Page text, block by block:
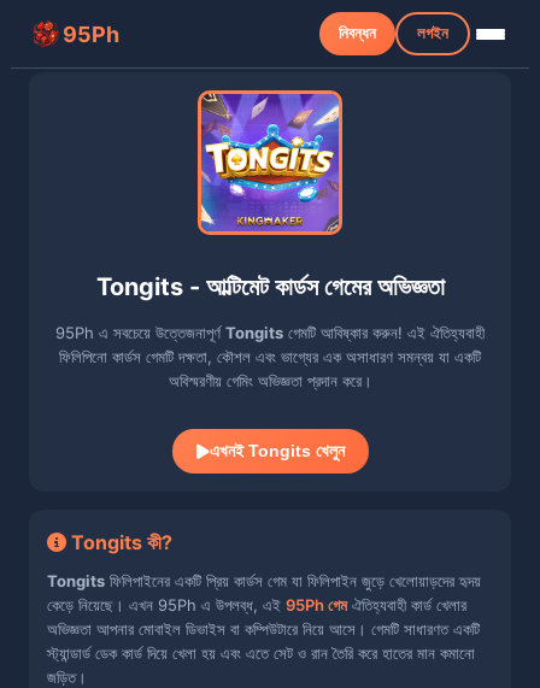
95Ph নিবন্ধন লগইন
Tongits - আল্টিমেট কার্ডস গেমের অভিজ্ঞতা
95Ph এ সবচেয়ে উত্তেজনাপূর্ণTongits গেমটি আবিষ্কার করুন! এই ঐতিহ্যবাহী
ফিলিপিনো কার্ডস গেমটি দক্ষতা, কৌশল এবং ভাগ্যের এক অসাধারণ সমন্বয় যা একটি
অবিস্মরণীয় গেমিং অভিজ্ঞতা প্রদান করে।
এখনই Tongits খেলুন
Tongits কী?
Tongits ফিলিপাইনের একটি প্রিয় কার্ডস গেম যা ফিলিপাইন জুড়ে খেলোয়াড়দের হৃদয়
কেড়ে নিয়েছে। এখন 95Ph এ উপলব্ধ, এই 95Ph গেমঐতিহ্যবাহী কার্ড খেলার
অভিজ্ঞতা আপনার মোবাইল ডিভাইস বা কম্পিউটারে নিয়ে আসে। গেমটি সাধারণত একটি
স্ট্যান্ডার্ড ডেক কার্ড দিয়ে খেলা হয় এবং এতে সেট ও রান তৈরি করে হাতের মান কমানো
জড়িত।